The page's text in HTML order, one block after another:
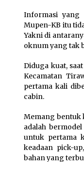
Informasi yang
Mupen-KB itu
Yakni di
oknum yang tak
Diduga kuat,
Kecamatan
pertama kali
cabin.
Memang bentuk
adalah
untuk pertama
keadaan pick-
bahan yang